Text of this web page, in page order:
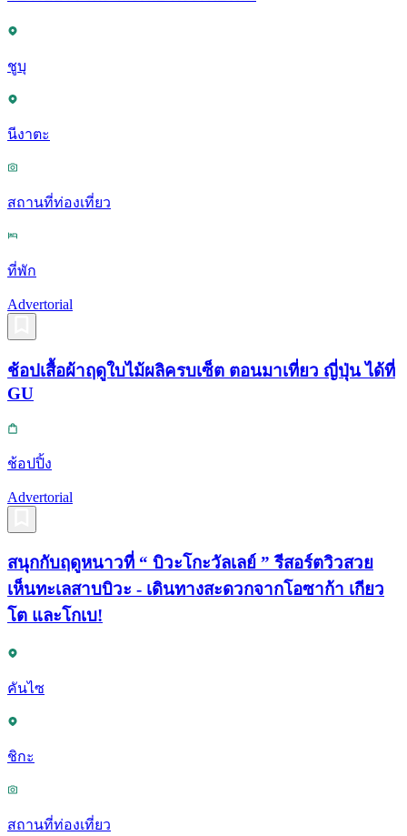
ชูบุ
นีงาตะ
สถานที่ท่องเที่ยว
ที่พัก
Advertorial
ช้อปเสื้อผ้าฤดูใบไม้ผลิครบเซ็ต ตอนมาเที่ยว ญี่ปุ่น ได้ที่
GU
ช้อปปิ้ง
Advertorial
สนุกกับฤดูหนาวที่ “ บิวะโกะวัลเลย์ ” รีสอร์ตวิวสวย
เห็นทะเลสาบบิวะ - เดินทางสะดวกจากโอซาก้า เกียว
โต และโกเบ!
คันไซ
ชิกะ
สถานที่ท่องเที่ยว